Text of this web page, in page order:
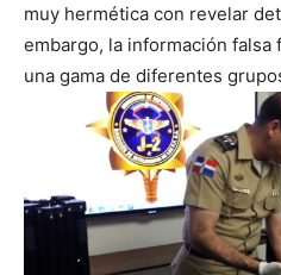
muy hermética con revelar
embargo, la información falsa
una gama de diferentes